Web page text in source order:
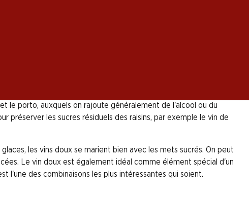
comment et pourquoi? Le nom lui-même le dit déjà:
règle s'applique: le vin doit être plus doux que le mets,
de vins doux de grande qualité, différentes méthodes sont
le porto, auxquels on rajoute généralement de l'alcool ou du
préserver les sucres résiduels des raisins, par exemple le vin de
les vins doux se marient bien avec les mets sucrés. On peut
Le vin doux est également idéal comme élément spécial d'un
l'une des combinaisons les plus intéressantes qui soient.